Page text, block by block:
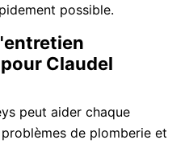
possible.
Claudel
peut aider chaque
de plomberie et